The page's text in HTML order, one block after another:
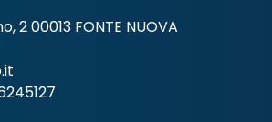
2 00013 FONTE NUOVA